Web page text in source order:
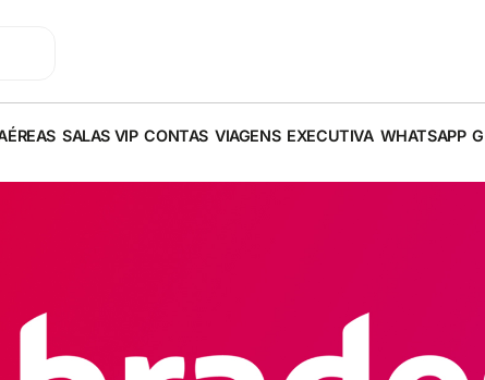
SALAS VIP CONTAS VIAGENS EXECUTIVA WHATSAPP